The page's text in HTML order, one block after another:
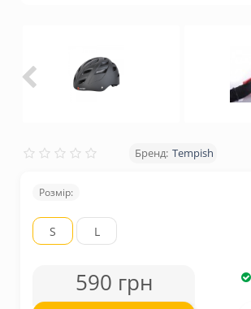
Tempish
Розмір:
S L
590 грн